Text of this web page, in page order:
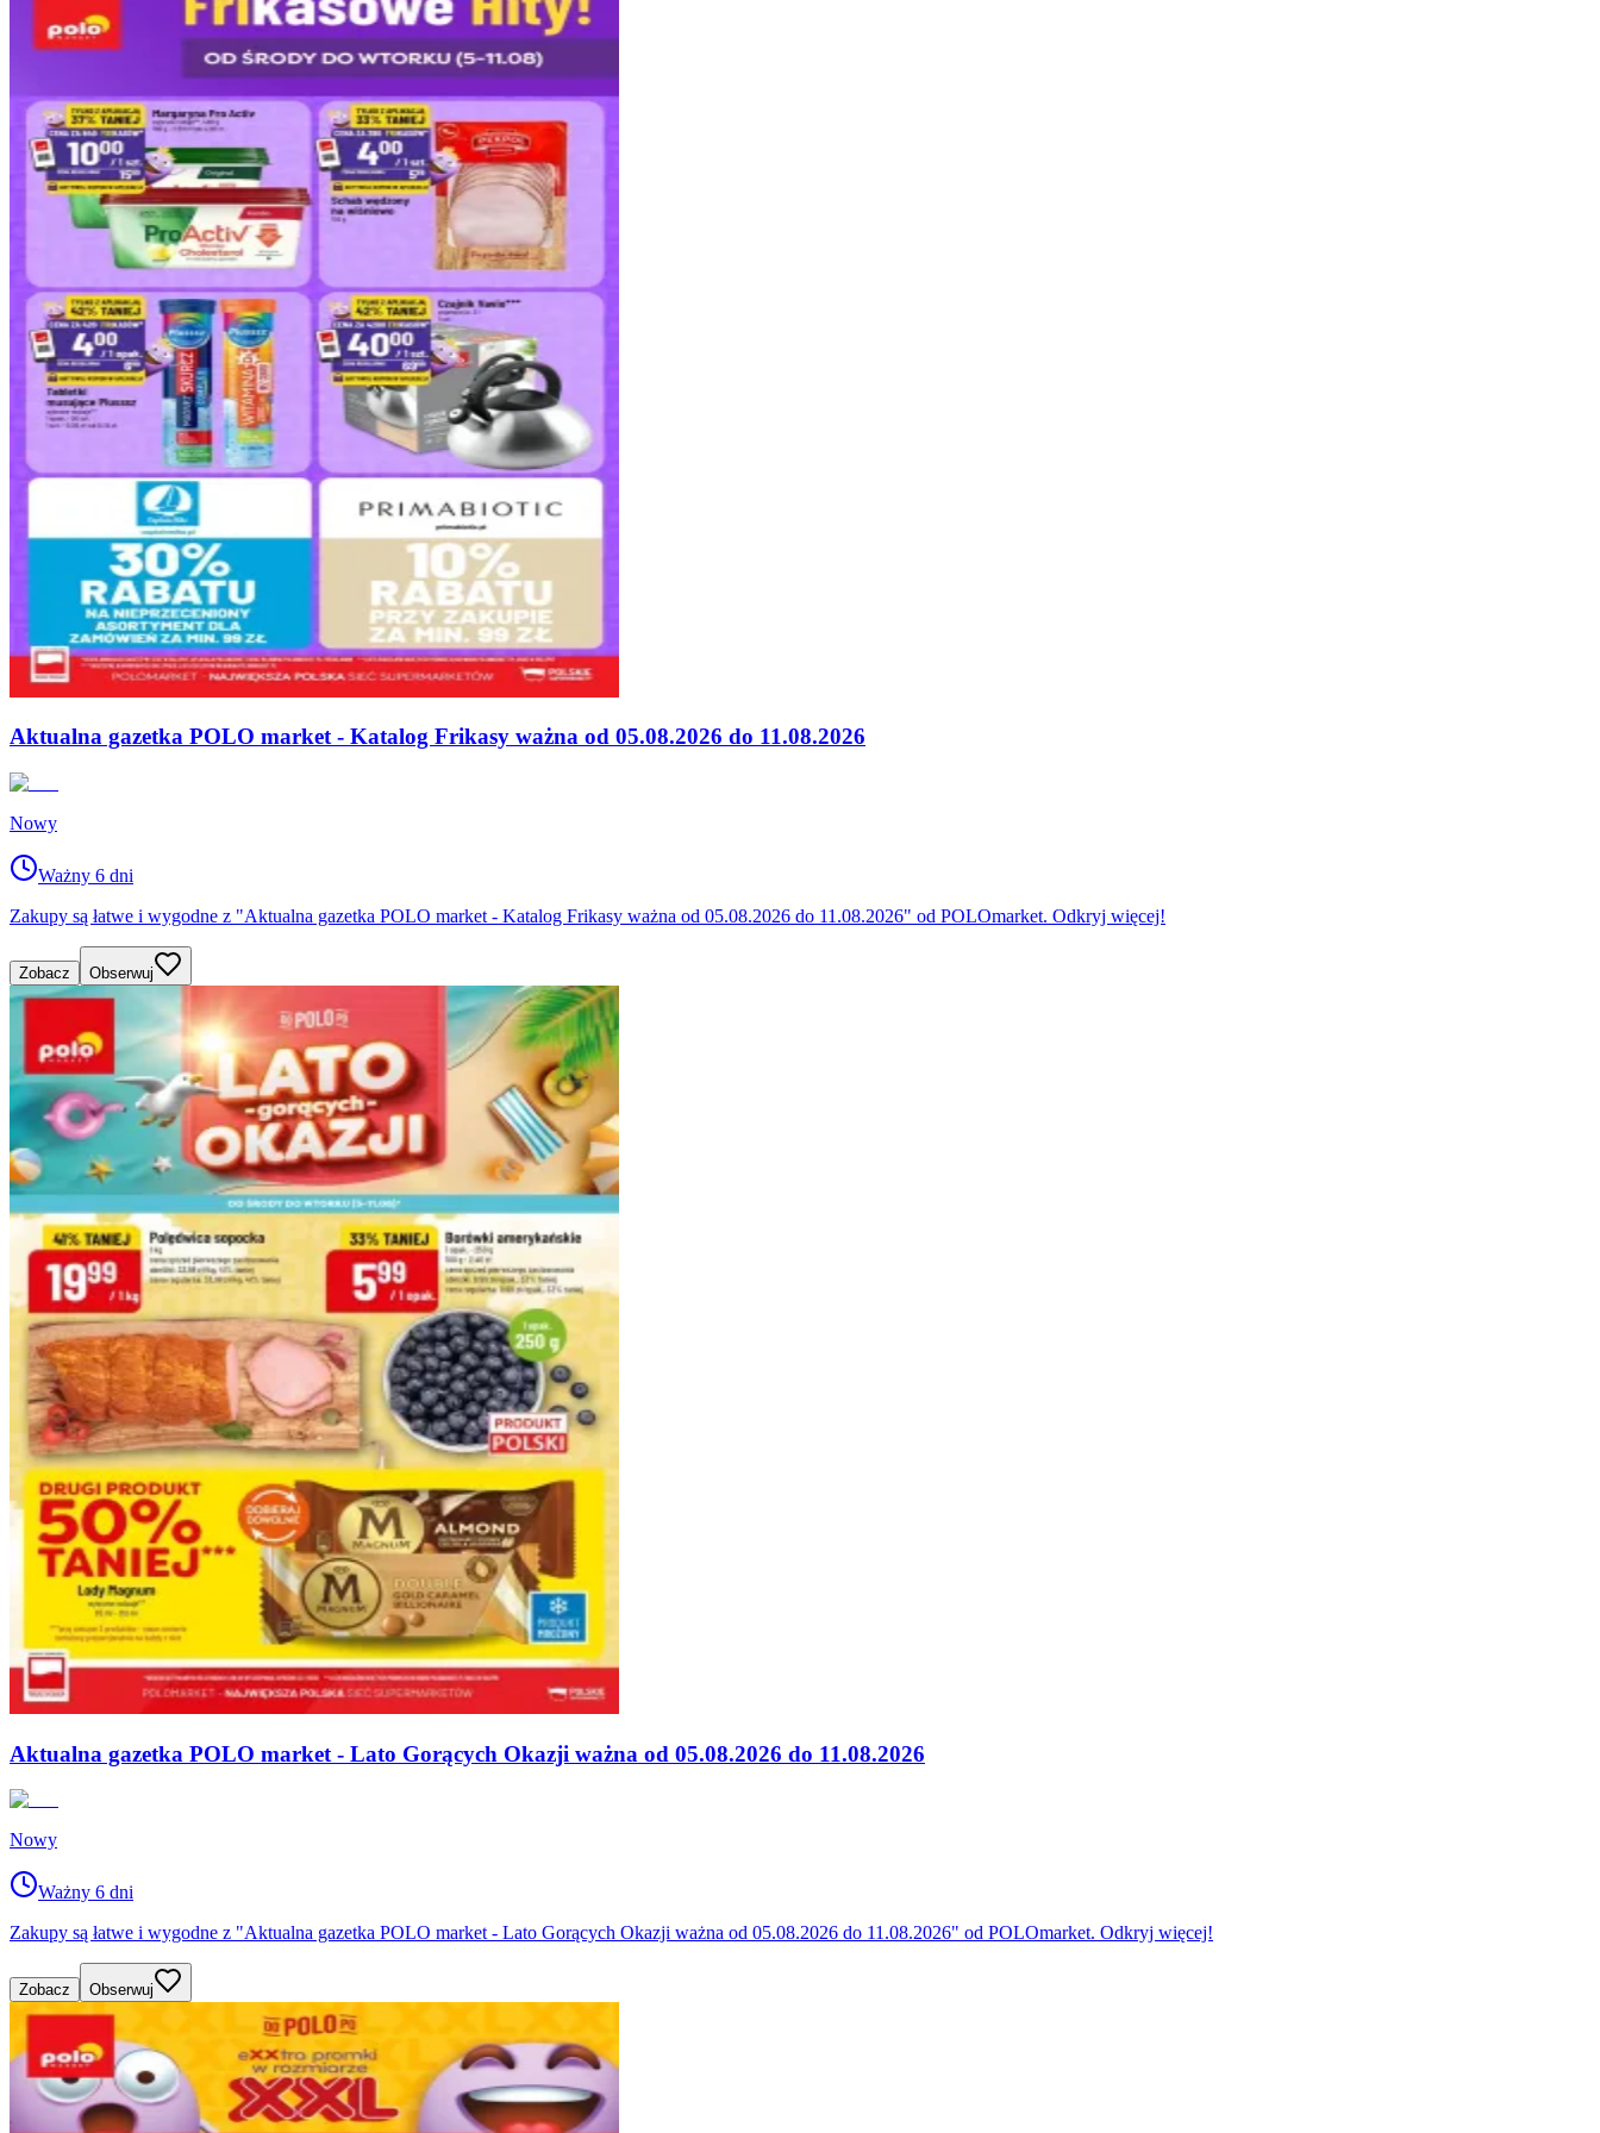
Aktualna gazetka POLO market - Katalog Frikasy ważna od 05.08.2026 do 11.08.2026
Nowy
Ważny 6 dni
Zakupy są łatwe i wygodne z "Aktualna gazetka POLO market - Katalog Frikasy ważna od 05.08.2026 do 11.08.2026" od POLOmarket. Odkryj więcej!
Zobacz Obserwuj
Aktualna gazetka POLO market - Lato Gorących Okazji ważna od 05.08.2026 do 11.08.2026
Nowy
Ważny 6 dni
Zakupy są łatwe i wygodne z "Aktualna gazetka POLO market - Lato Gorących Okazji ważna od 05.08.2026 do 11.08.2026" od POLOmarket. Odkryj więcej!
Zobacz Obserwuj